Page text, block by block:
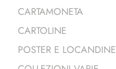
CARTAMONETA
CARTOLINE
POSTER E LOCANDINE